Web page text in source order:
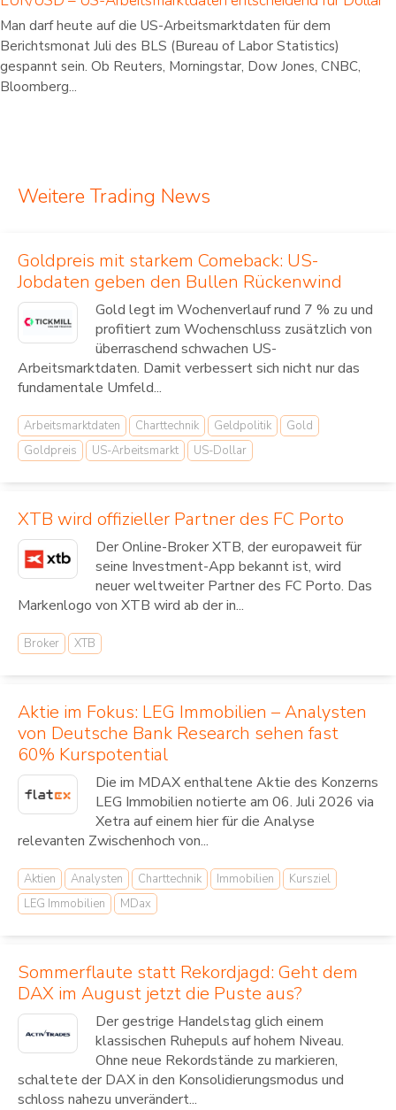
Man darf heute auf die US-Arbeitsmarktdaten für dem
Berichtsmonat Juli des BLS (Bureau of Labor Statistics)
gespannt sein. Ob Reuters, Morningstar, Dow Jones, CNBC,
Bloomberg...
Weitere Trading News
Goldpreis mit starkem Comeback: US-
Jobdaten geben den Bullen Rückenwind
Gold legt im Wochenverlauf rund 7 % zu und
profitiert zum Wochenschluss zusätzlich von
überraschend schwachen US-
Arbeitsmarktdaten. Damit verbessert sich nicht nur das
fundamentale Umfeld...
Arbeitsmarktdaten Charttechnik Geldpolitik
Gold
Goldpreis
US-Arbeitsmarkt US-Dollar
XTB wird offizieller Partner des FC Porto
Der Online-Broker XTB, der europaweit für
seine Investment-App bekannt ist, wird
neuer weltweiter Partner des FC Porto. Das
Markenlogo von XTB wird ab der in...
Broker XTB
Aktie im Fokus: LEG Immobilien – Analysten
von Deutsche Bank Research sehen fast
60% Kurspotential
Die im MDAX enthaltene Aktie des Konzerns
LEG Immobilien notierte am 06. Juli 2026 via
Xetra auf einem hier für die Analyse
relevanten Zwischenhoch von...
Aktien Analysten Charttechnik Immobilien
Kursziel
LEG Immobilien
MDax
Sommerflaute statt Rekordjagd: Geht dem
DAX im August jetzt die Puste aus?
Der gestrige Handelstag glich einem
klassischen Ruhepuls auf hohem Niveau.
Ohne neue Rekordstände zu markieren,
schaltete der DAX in den Konsolidierungsmodus und
schloss nahezu unverändert...